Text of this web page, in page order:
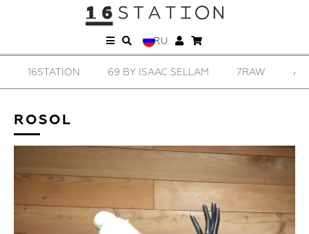
RU
16STATION 69 BY ISAAC SELLAM 7RAW
ROSOL